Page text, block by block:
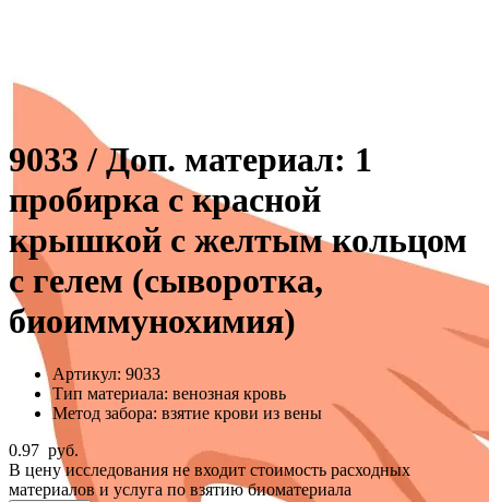
9033 / Доп. материал: 1
пробирка с красной
крышкой с желтым кольцом
с гелем (сыворотка,
биоиммунохимия)
Артикул: 9033
Тип материала: венозная кровь
Метод забора: взятие крови из вены
0.97 руб.
В цену исследования не входит стоимость расходных
материалов и услуга по взятию биоматериала